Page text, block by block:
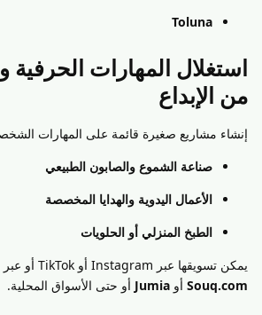
Toluna
استغلال المهارات الحرفية
من الإبداع
إنشاء مشاريع صغيرة قائمة على المهارات
صناعة الشموع والصابون الطبيعي
الأعمال اليدوية والهدايا المخصصة
الطبخ المنزلي أو الحلويات
يمكن تسويقها عبر Instagram أو TikTok أو عبر منصات مثل
Souq.com أو Jumia أو حتى الأسواق المحلية.